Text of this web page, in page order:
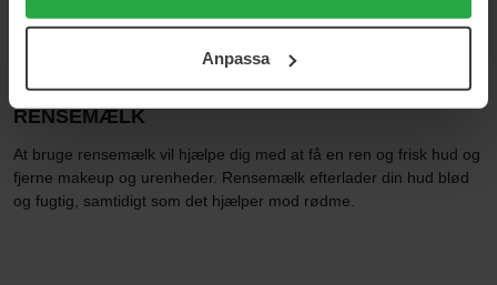
användningen av cookies. Du kan när som helst återkalla
samt vår Integritetspolicy.Anpassa
117 kr 462 kr
RENSEMÆLK
At bruge rensemælk vil hjælpe dig med at få en ren og frisk hud og
fjerne makeup og urenheder. Rensemælk efterlader din hud blød
og fugtig, samtidigt som det hjælper mod rødme.